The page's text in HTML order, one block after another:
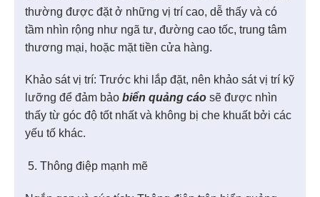
thường được đặt ở những vị trí cao, dễ thấy và có
tầm nhìn rộng như ngã tư, đường cao tốc, trung tâm
thương mại, hoặc mặt tiền cửa hàng.
Khảo sát vị trí: Trước khi lắp đặt, nên khảo sát vị trí kỹ
lưỡng để đảm bảo biển quảng cáo sẽ được nhìn
thấy từ góc độ tốt nhất và không bị che khuất bởi các
yếu tố khác.
Thông điệp mạnh mẽ